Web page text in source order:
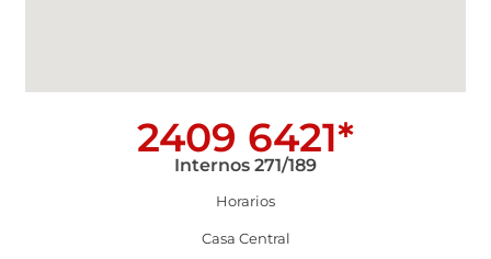
2409 6421*
Internos 271/189
Horarios
Casa Central